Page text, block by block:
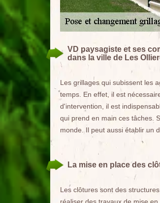
VD paysagiste et ses
dans la ville de Les
Les grillages qui subissent les
temps. En effet, il est
d'intervention, il est
qui prend en main ces tâches.
monde. Il peut aussi établir un
La mise en place des
Les clôtures sont des